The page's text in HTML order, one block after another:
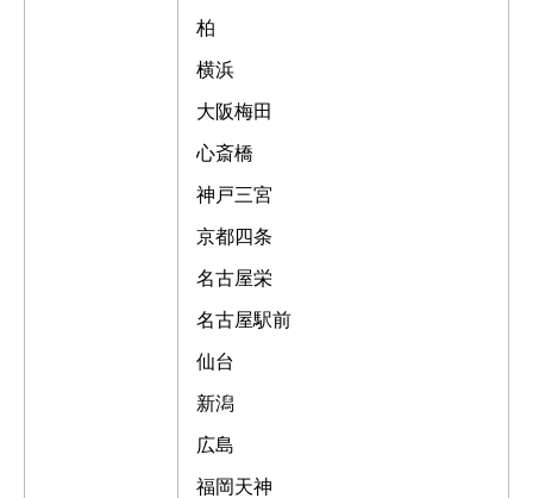
柏
横浜
大阪梅田
心斎橋
神戸三宮
京都四条
名古屋栄
名古屋駅前
仙台
新潟
広島
福岡天神